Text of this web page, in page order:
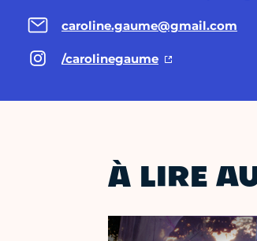
caroline.gaume@gmail.com
/carolinegaume
À LIRE